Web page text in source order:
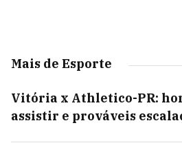
Mais de Esporte
Vitória x Athletico-PR:
assistir e prováveis